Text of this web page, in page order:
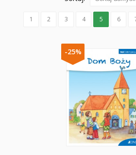
1 2 3 4 5 6
-25%